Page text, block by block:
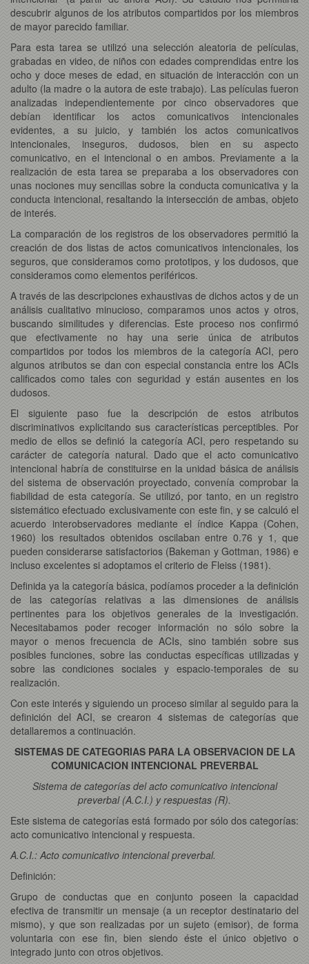
descubrir algunos de los atributos compartidos por los miembros
de mayor parecido familiar.
Para esta tarea se utilizó una selección aleatoria de películas,
grabadas en video, de niños con edades comprendidas entre los
ocho y doce meses de edad, en situación de interacción con un
adulto (la madre o la autora de este trabajo). Las películas fueron
analizadas independientemente por cinco observadores que
debían identificar los actos comunicativos intencionales
evidentes, a su juicio, y también los actos comunicativos
intencionales, inseguros, dudosos, bien en su aspecto
comunicativo, en el intencional o en ambos. Previamente a la
realización de esta tarea se preparaba a los observadores con
unas nociones muy sencillas sobre la conducta comunicativa y la
conducta intencional, resaltando la intersección de ambas, objeto
de interés.
La comparación de los registros de los observadores permitió la
creación de dos listas de actos comunicativos intencionales, los
seguros, que consideramos como prototipos, y los dudosos, que
consideramos como elementos periféricos.
A través de las descripciones exhaustivas de dichos actos y de un
análisis cualitativo minucioso, comparamos unos actos y otros,
buscando similitudes y diferencias. Este proceso nos confirmó
que efectivamente no hay una serie única de atributos
compartidos por todos los miembros de la categoría ACI, pero
algunos atributos se dan con especial constancia entre los ACIs
calificados como tales con seguridad y están ausentes en los
dudosos.
El siguiente paso fue la descripción de estos atributos
discriminativos explicitando sus características perceptibles. Por
medio de ellos se definió la categoría ACI, pero respetando su
carácter de categoría natural. Dado que el acto comunicativo
intencional habría de constituirse en la unidad básica de análisis
del sistema de observación proyectado, convenía comprobar la
fiabilidad de esta categoría. Se utilizó, por tanto, en un registro
sistemático efectuado exclusivamente con este fin, y se calculó el
acuerdo interobservadores mediante el índice Kappa (Cohen,
1960) los resultados obtenidos oscilaban entre 0.76 y 1, que
pueden considerarse satisfactorios (Bakeman y Gottman, 1986) e
incluso excelentes si adoptamos el criterio de Fleiss (1981).
Definida ya la categoría básica, podíamos proceder a la definición
de las categorías relativas a las dimensiones de análisis
pertinentes para los objetivos generales de la investigación.
Necesitabamos poder recoger información no sólo sobre la
mayor o menos frecuencia de ACIs, sino también sobre sus
posibles funciones, sobre las conductas específicas utilizadas y
sobre las condiciones sociales y espacio-temporales de su
realización.
Con este interés y siguiendo un proceso similar al seguido para la
definición del ACI, se crearon 4 sistemas de categorías que
detallaremos a continuación.
SISTEMAS DE CATEGORIAS PARA LA OBSERVACION DE LA
COMUNICACION INTENCIONAL PREVERBAL
Sistema de categorías del acto comunicativo intencional
preverbal (A.C.I.) y respuestas (R).
Este sistema de categorías está formado por sólo dos categorías:
acto comunicativo intencional y respuesta.
A.C.I.: Acto comunicativo intencional preverbal.
Definición:
Grupo de conductas que en conjunto poseen la capacidad
efectiva de transmitir un mensaje (a un receptor destinatario del
mismo), y que son realizadas por un sujeto (emisor), de forma
voluntaria con ese fin, bien siendo éste el único objetivo o
integrado junto con otros objetivos.